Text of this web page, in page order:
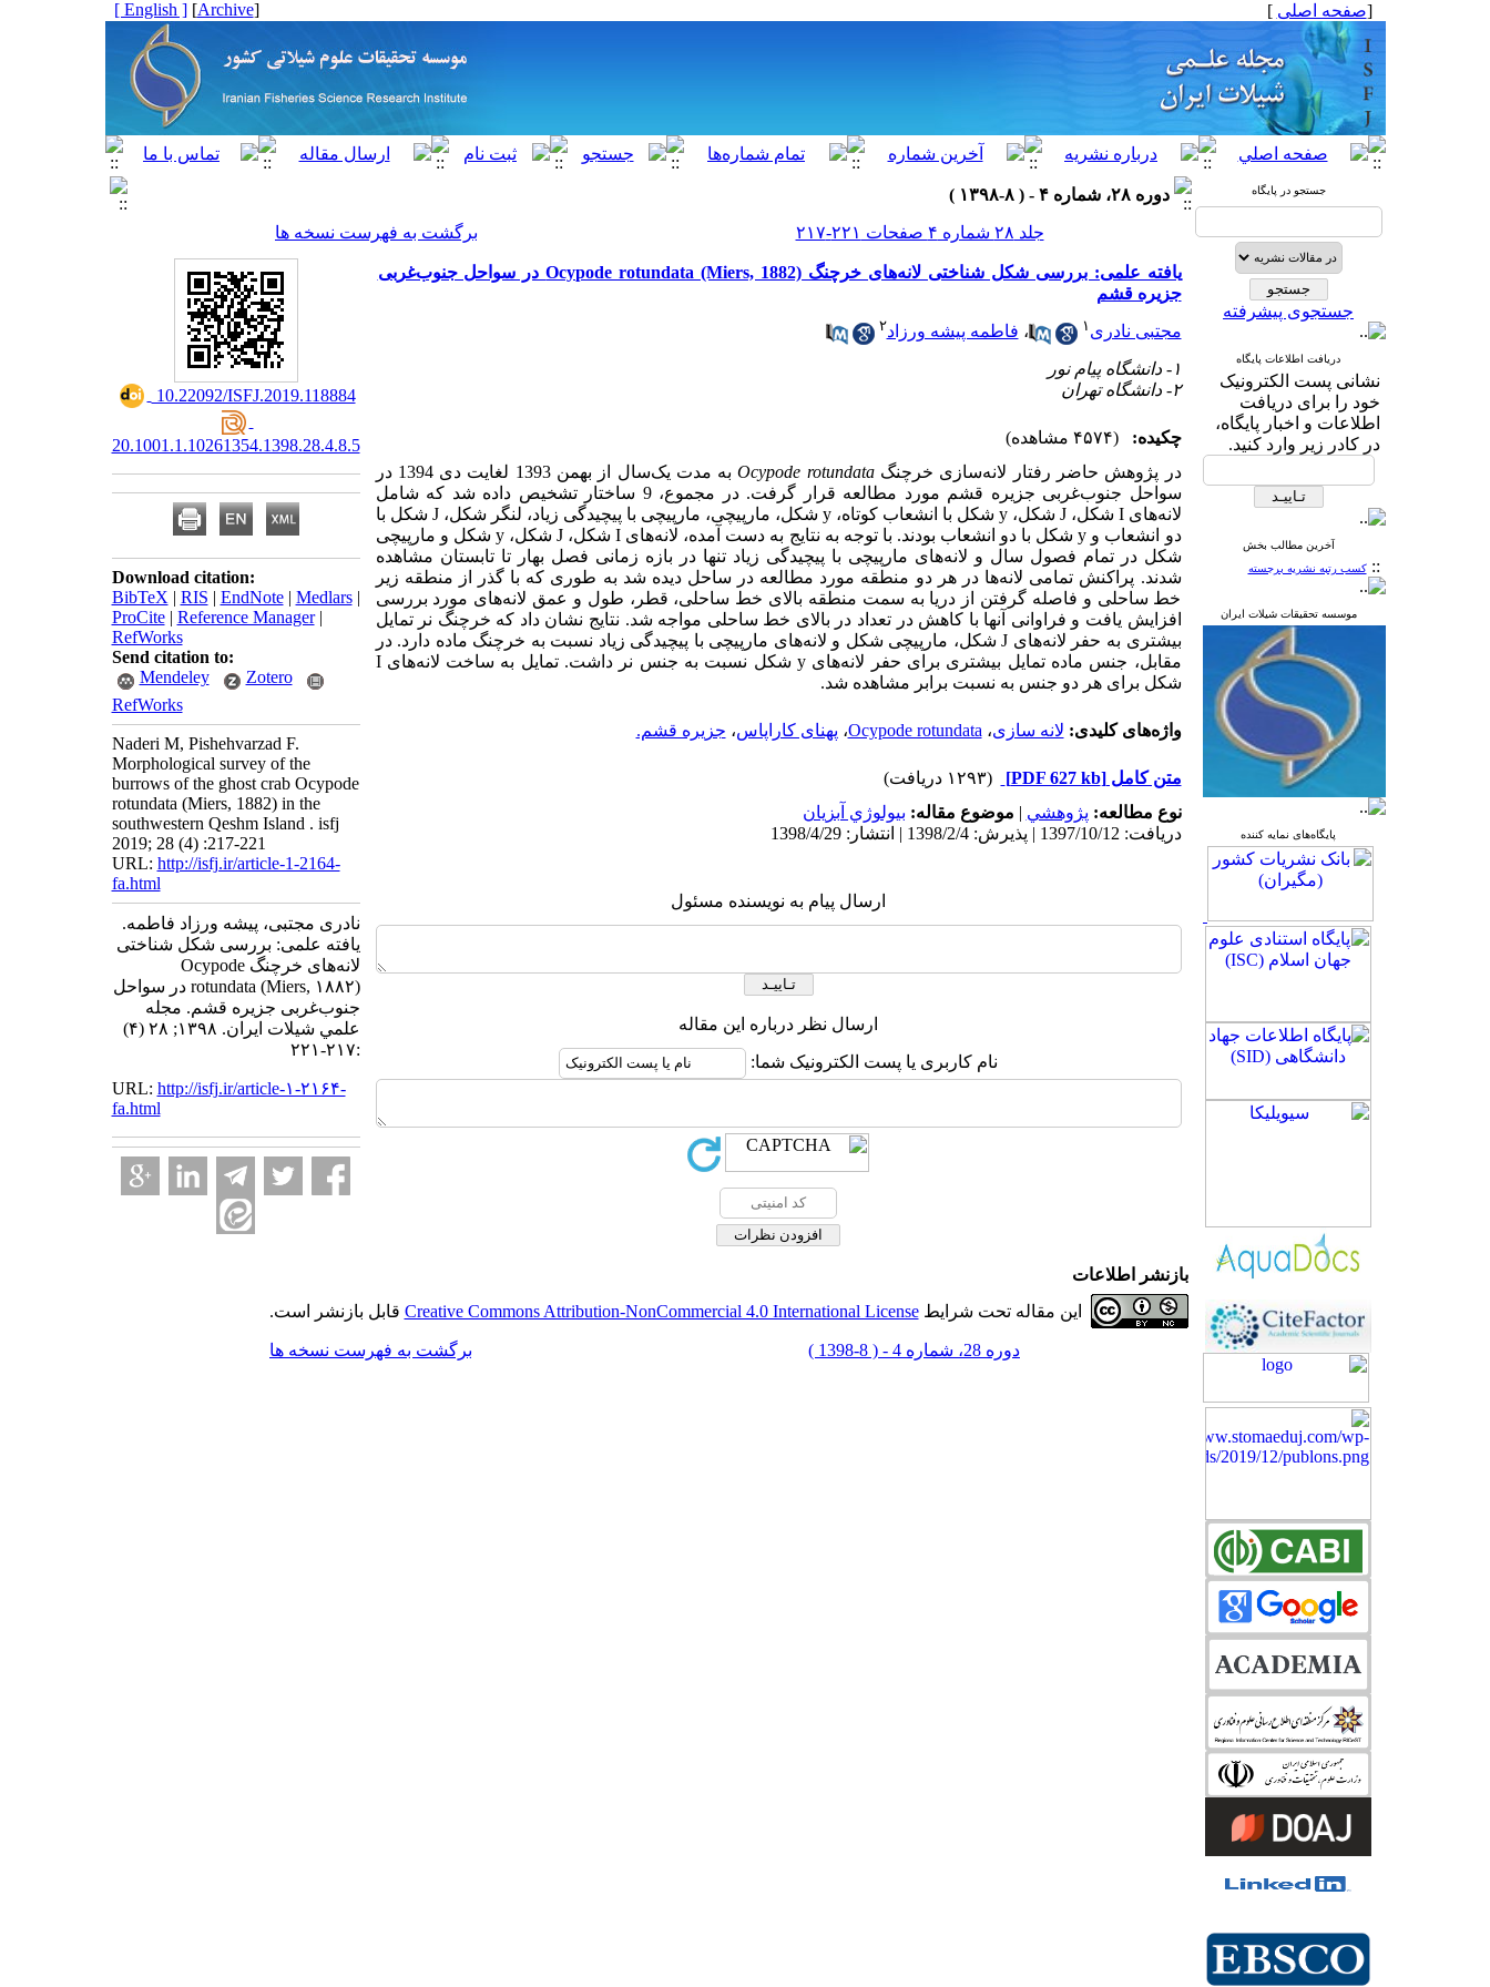
[صفحه اصلی ]
[
Archive
]
[ English ]
جستجو در پایگاه
جستجوی پیشرفته
دریافت اطلاعات پایگاه
نشانی پست الکترونیک
خود را برای دریافت
اطلاعات و اخبار پایگاه،
در کادر زیر وارد کنید.
آخرین مطالب بخش
::کسب رتبه نشریه برجسته
موسسه تحقیقات شیلات ایران
پایگاه‌های نمایه کننده
دوره ۲۸، شماره ۴ - ( ۸-۱۳۹۸ )
جلد ۲۸ شماره ۴ صفحات ۲۲۱-۲۱۷
برگشت به فهرست نسخه ها
یافته علمی: بررسی شکل شناختی لانه‌های خرچنگ Ocypode rotundata (Miers, 1882) در سواحل جنوب‌غربی
جزیره قشم
مجتبی نادری ۱ ، فاطمه پیشه ورزاد۲
۱- دانشگاه پیام نور
۲- دانشگاه تهران
چکیده:
(۴۵۷۴ مشاهده)
در پژوهش حاضر رفتار لانه‌سازی خرچنگOcypode rotundata
به مدت یک‌سال از بهمن 1393 لغایت دی 1394 در
سواحل جنوب‌غربی جزیره قشم مورد مطالعه قرار گرفت. در مجموع
، 9 ساختار تشخیص داده شد که شامل
لانه‌هایI شکل،J شکل،y شکل با انشعاب کوتاه،y شکل، مارپیچی، مارپیچی با پیچیدگی زیاد، لنگر شکل،J شکل با
دو انشعاب و yشکل با دو انشعاب بودند. با توجه به نتایج به دست آمده، لانه‌های Iشکل،J شکل،y شکل و مارپیچی
شکل در تمام فصول سال و لانه‌های مارپیچی با پیچیدگی زیاد تنها در بازه زمانی فصل بهار تا تابستان مشاهده
شدند. پراکنش تمامی لانه‌ها در هر دو منطقه مورد مطالعه در ساحل دیده شد به طوری که با گذر از منطقه زیر
خط ساحلی و فاصله گرفتن از دریا به سمت منطقه بالای خط ساحلی، قطر، طول و عمق لانه‌های مورد بررسی
افزایش یافت و فراوانی آنها با کاهش در تعداد در بالای خط ساحلی مواجه شد. نتایج نشان داد که خرچنگ نر تمایل
بیشتری به حفر لانه‌های Jشکل، مارپیچی شکل و لانه‌های مارپیچی با پیچیدگی زیاد نسبت به خرچنگ ماده دارد. در
مقابل، جنس ماده تمایل بیشتری برای حفر لانه‌هایy شکل نسبت به جنس نر داشت. تمایل به ساخت لانه‌هایI
شکل برای هر دو جنس به نسبت برابر مشاهده شد.
واژه‌های کلیدی: لانه سازی، Ocypode rotundata، پهنای کاراپاس، جزیره قشم.
متن کامل[PDF 627 kb]
(۱۲۹۳ دریافت)
نوع مطالعه: پژوهشي | موضوع مقاله: بيولوژي آبزيان
دریافت: 1397/10/12 | پذیرش: 1398/2/4 | انتشار: 1398/4/29
ارسال پیام به نویسنده مسئول
ارسال نظر درباره این مقاله
نام کاربری یا پست الکترونیک شما:
‎ 10.22092/ISFJ.2019.118884
20.1001.1.10261354.1398.28.4.8.5
Download citation:
BibTeX | RIS | EndNote| Medlars|
ProCite| Reference Manager|
RefWorks
Send citation to:
Mendeley
Zotero
RefWorks
Naderi M, Pishehvarzad F.
Morphological survey of the
burrows of the ghost crab Ocypode
rotundata (Miers, 1882) in the
southwestern Qeshm Island . isfj
2019; 28 (4) :217-221
URL: http://isfj.ir/article-1-2164-
fa.html
نادری مجتبی، پیشه ورزاد فاطمه.
یافته علمی: بررسی شکل شناختی
لانه‌های خرچنگ Ocypode
rotundata (Miers, ۱۸۸۲) در سواحل
جنوب‌غربی جزیره قشم. مجله
علمي شيلات ايران. ۱۳۹۸; ۲۸ (۴)
:۲۱۷-۲۲۱
URL: http://isfj.ir/article-۱-۲۱۶۴-
fa.html
بازنشر اطلاعات
این مقاله تحت شرایطCreative Commons Attribution-NonCommercial 4.0 International License قابل بازنشر است.
دوره 28، شماره 4 - ( 8-1398 ) برگشت به فهرست نسخه ها